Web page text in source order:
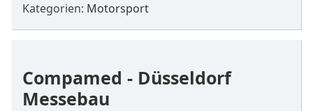
Kategorien: Motorsport
Compamed - Düsseldorf
Messebau